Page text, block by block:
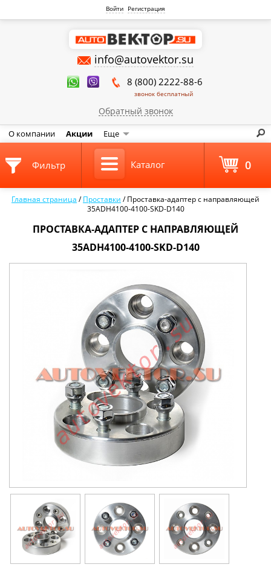
Войти Регистрация
info@autovektor.su
8 (800) 2222-88-6
звонок бесплатный
Обратный звонок
О компании Акции Еще
Главная страница /Проставки /Проставка-адаптер с направляющей
35ADH4100-4100-SKD-D140
ПРОСТАВКА-АДАПТЕР С НАПРАВЛЯЮЩЕЙ
35ADH4100-4100-SKD-D140
Фильтр Каталог 0